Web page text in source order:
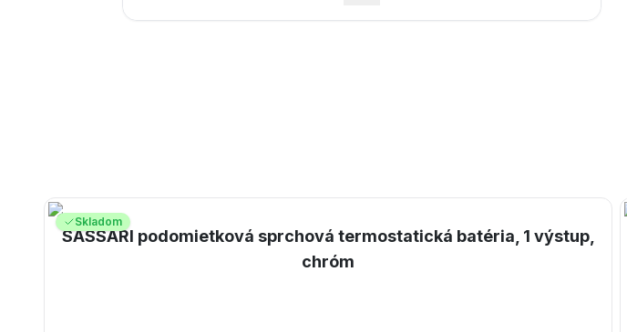
Skladom
SASSARI podomietková sprchová termostatická batéria, 1 výstup,
chróm